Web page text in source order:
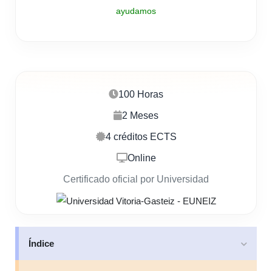
100 Horas
2 Meses
4 créditos ECTS
Online
Certificado oficial por Universidad
Índice
ayudamos